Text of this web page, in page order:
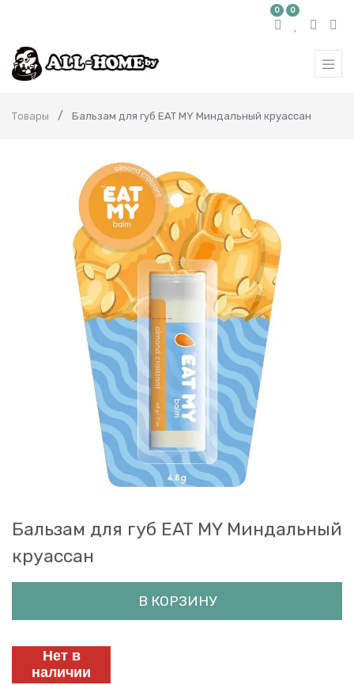
0 0
Товары Бальзам для губ EAT MY Миндальный круассан
Бальзам для губ EAT MY Миндальный
круассан
В КОРЗИНУ
Нет в
наличии